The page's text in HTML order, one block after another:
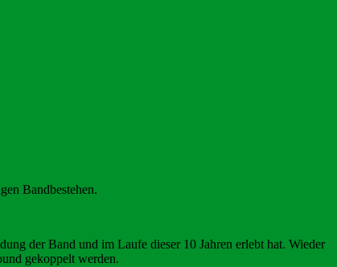
Bandbestehen.
der Band und im Laufe dieser 10 Jahren erlebt hat. Wieder
gekoppelt werden.